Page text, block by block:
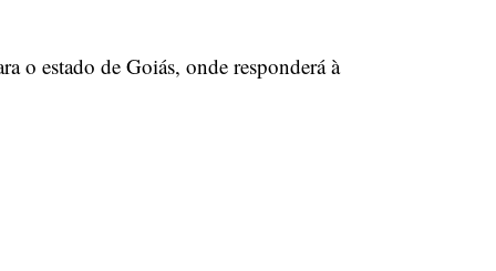
o estado de Goiás, onde responderá à